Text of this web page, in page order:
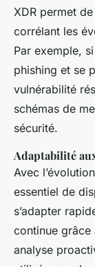
XDR permet
corrélant les
Par exemple,
phishing et se
vulnérabilité
schémas de
sécurité.
Adaptabilité
Avec
essentiel de
s’adapter
continue grâce
analyse